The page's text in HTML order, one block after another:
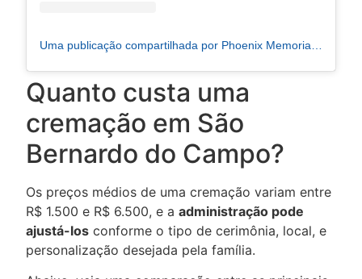
Quanto custa uma
cremação em São
Bernardo do Campo?
Os preços médios de uma cremação variam entre
R$ 1.500 e R$ 6.500, e a administração pode
ajustá-los conforme o tipo de cerimônia, local, e
personalização desejada pela família.